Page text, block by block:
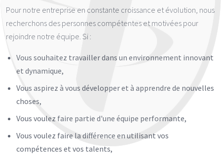
Pour notre entreprise en constante croissance et évolution, nous
recherchons des personnes compétentes et motivées pour
rejoindre notre équipe. Si :
Vous souhaitez travailler dans un environnement innovant
et dynamique,
Vous aspirez à vous développer et à apprendre de nouvelles
choses,
Vous voulez faire partie d'une équipe performante,
Vous voulez faire la différence en utilisant vos
compétences et vos talents,